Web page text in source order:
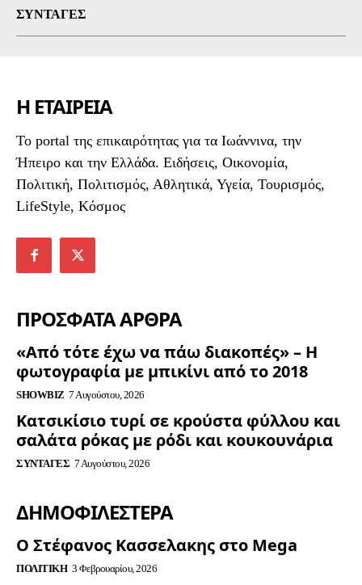
ΣΥΝΤΑΓΈΣ
Η ΕΤΑΙΡΕΙΑ
To portal της επικαιρότητας για τα Ιωάννινα, την
Ήπειρο και την Ελλάδα. Ειδήσεις, Οικονομία,
Πολιτική, Πολιτισμός, Αθλητικά, Υγεία, Τουρισμός,
LifeStyle, Κόσμος
ΠΡΟΣΦΑΤΑ ΑΡΘΡΑ
«Από τότε έχω να πάω διακοπές» – Η
φωτογραφία με μπικίνι από το 2018
SHOWBIZ 7 Αυγούστου, 2026
Κατσικίσιο τυρί σε κρούστα φύλλου και
σαλάτα ρόκας με ρόδι και κουκουνάρια
ΣΥΝΤΑΓΈΣ 7 Αυγούστου, 2026
ΔΗΜΟΦΙΛΈΣΤΕΡΑ
Ο Στέφανος Κασσελακης στο Mega
ΠΟΛΙΤΙΚΉ 3 Φεβρουαρίου, 2026